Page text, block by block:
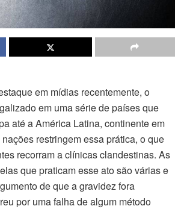
em mídias recentemente, o
em uma série de países que
até a América Latina, continente em
restringem essa prática, o que
recorram a clínicas clandestinas. As
que praticam esse ato são várias e
de que a gravidez fora
por uma falha de algum método